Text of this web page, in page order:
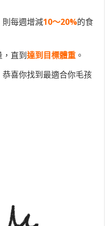
則每週增減10～20%的食
，直到達到目標體重 。
喜你找到最適合你毛孩